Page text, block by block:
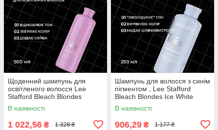
Щоденний шампунь для
освітленого волосся Lee
Stafford Bleach Blondes
Everyday Care Shampoo, 500
мл
В наявності
1 022,56 ₴ 1 328 ₴
Шампунь для волосся з синім
пігментом , Lee Stafford
Bleach Blondes Ice White
Toning Shampoo ,250мл
В наявності
906,29 ₴ 1 177 ₴